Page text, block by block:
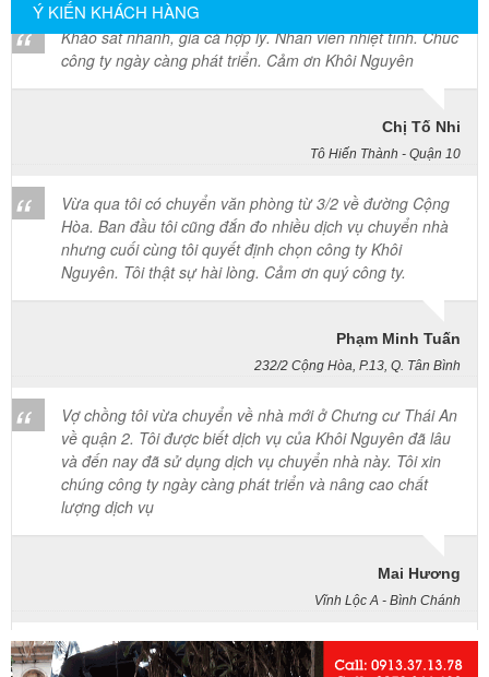
các hư hỏng đáng tiếc dọc đường dằn xóc. Chuyển nhà Khôi
Nguyên mang đến giải pháp chuyển nhà liên tỉnh trọn gói siêu tốc,
cam kết hoàn thành toàn bộ quy trình dọn dẹp và bàn giao nhà mới
vẹn toàn ngay trong ngày để gia đình bạn sớm ổn định nhịp sống
bình an. Quý khách hàng cần khảo sát địa hình thực tế và nhận
báo giá ưu đãi tốt nhất hãy gọi ngay hotline hỗ trợ liên tục 24 trên 7
qua số 0913 371 378 hoặc 0972 366 628 để nhận phản hồi siêu
tốc từ đội ngũ Khôi Nguyên.
Ý KIẾN KHÁCH HÀNG
công ty ngày càng phát triển. Cảm ơn Khôi Nguyên
Chị Tố Nhi
Vừa qua tôi có chuyển văn phòng từ 3/2 về đường Cộng
nhưng cuối cùng tôi quyết định chọn công ty Khôi
Nguyên. Tôi thật sự hài lòng. Cảm ơn quý công ty.
Phạm Minh Tuấn
Vợ chồng tôi vừa chuyển về nhà mới ở Chưng cư Thái An
và đến nay đã sử dụng dịch vụ chuyển nhà này. Tôi xin
chúng công ty ngày càng phát triển và nâng cao chất
lượng dịch vụ
Công ty Khôi Nguyên chuyển hàng của cô bao bọc đóng